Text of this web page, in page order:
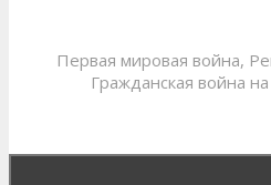
Первая мировая война,
Гражданская война